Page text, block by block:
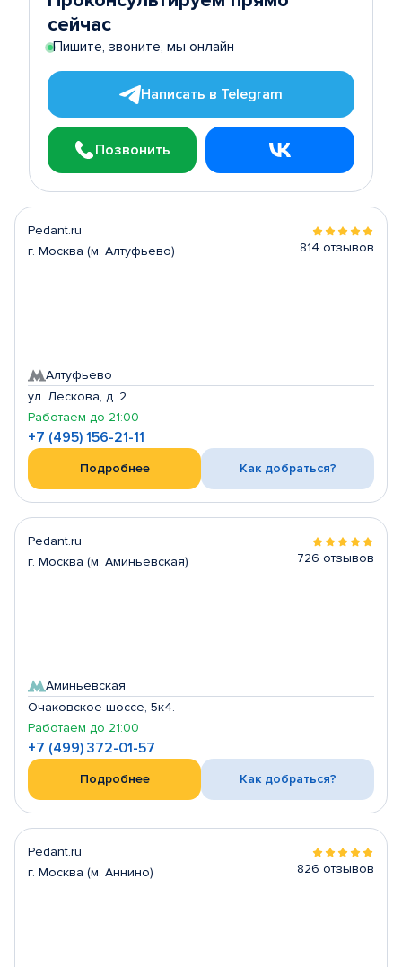
сейчас
Пишите, звоните, мы онлайн
Написать в Telegram
Позвонить
Pedant.ru
г. Москва (м. Алтуфьево)
814 отзывов
Алтуфьево
ул. Лескова, д. 2
Работаем до 21:00
+7 (495) 156-21-11
Подробнее Как добраться?
Pedant.ru
г. Москва (м. Аминьевская)
726 отзывов
Аминьевская
Очаковское шоссе, 5к4.
Работаем до 21:00
+7 (499) 372-01-57
Подробнее Как добраться?
Pedant.ru
г. Москва (м. Аннино)
826 отзывов